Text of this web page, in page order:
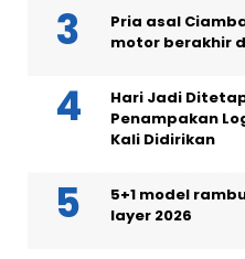
Pria asal
motor berakhir
Hari Jadi
Penampakan
Kali Didirikan
5+1 model
layer 2026